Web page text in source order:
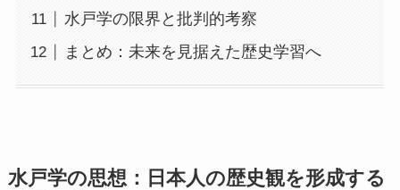
水戸学の限界と批判的考察
まとめ：未来を見据えた歴史学習へ
水戸学の思想：日本人の歴史観を形成する